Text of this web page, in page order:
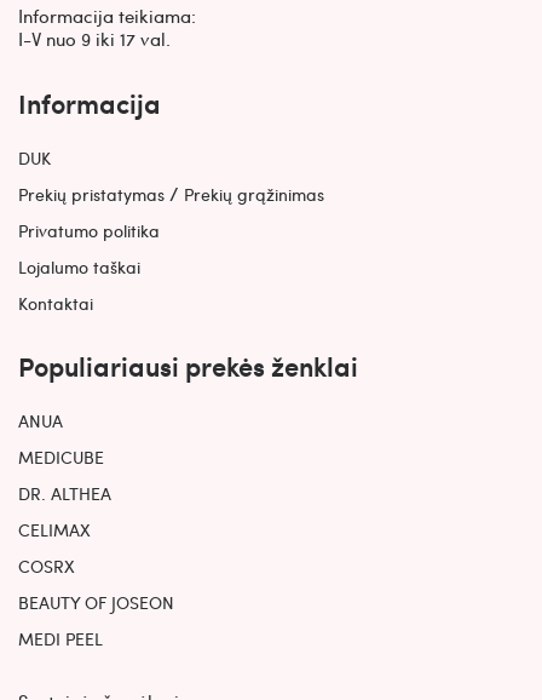
Informacija teikiama:
I-V nuo 9 iki 17 val.
Informacija
DUK
Prekių pristatymas / Prekių grąžinimas
Privatumo politika
Lojalumo taškai
Kontaktai
Populiariausi prekės ženklai
ANUA
MEDICUBE
DR. ALTHEA
CELIMAX
COSRX
BEAUTY OF JOSEON
MEDI PEEL